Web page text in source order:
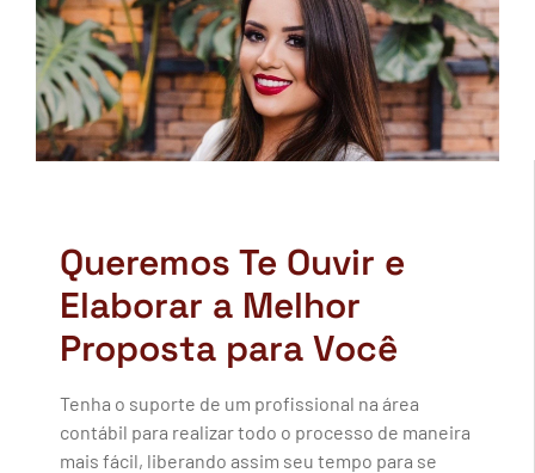
Queremos Te Ouvir e
Elaborar a Melhor
Proposta para Você
Tenha o suporte de um profissional na área
contábil para realizar todo o processo de maneira
mais fácil, liberando assim seu tempo para se